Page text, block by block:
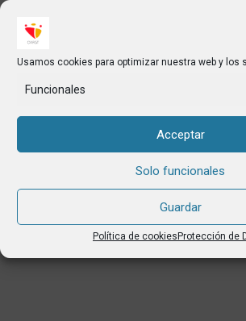
Usamos cookies para optimizar nuestra web y los
Funcionales
Acceptar
Solo funcionales
Guardar
Política de cookies Protección de